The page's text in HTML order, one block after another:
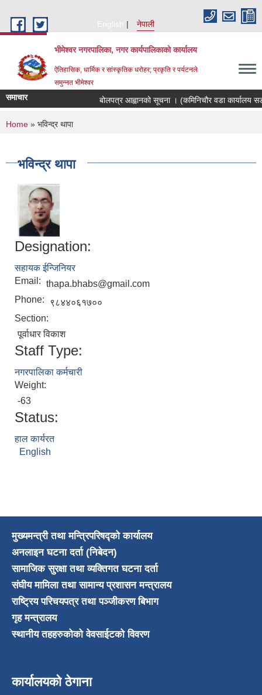
English
नेपाली
भीमेश्वर नगरपालिका, नगर कार्यपालिकाको कार्यालय
ऐतिहासिक, धार्मिक र सांस्कृतिक धरोहर; प्रकृति र पर्यटनले
समुन्नत भीमेश्वर
समाचार बोलपत्र आह्वानको सूचना । (कमिनिचौर वडा कार्यालय
You are here
Home » भविन्द्र थापा
भविन्द्र थापा
Designation:
सहायक ईन्जिनियर
Email: thapa.bhabs@gmail.com
Phone:
९८४४०६१७००
Section:
पूर्वाधार विकाश
Staff Type:
नगरपालिका कर्मचारी
Weight:
-63
Status:
हाल कार्यरत
English
मुख्यमन्त्री तथा मन्त्रिपरिषद्को कार्यालय
अनलाइन घटना दर्ता (निबेदन)
सामाजिक सुरक्षा तथा व्यक्तिगत घटना दर्ता
संघीय मामिला तथा सामान्य प्रशासन मन्त्रालय
राष्ट्रिय परिचयपत्र तथा पञ्जीकरण बिभाग
गृह मन्त्रालय
स्थानीय तहहरुकोको वेवसाईटको विवरण
कार्यालयको ठेगाना